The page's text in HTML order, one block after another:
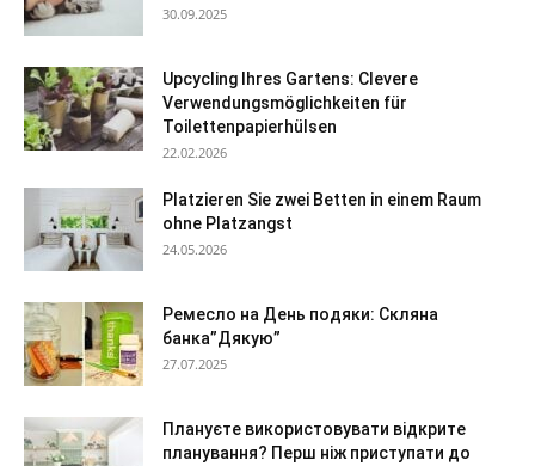
30.09.2025
Upcycling Ihres Gartens: Clevere
Verwendungsmöglichkeiten für
Toilettenpapierhülsen
22.02.2026
Platzieren Sie zwei Betten in einem Raum
ohne Platzangst
24.05.2026
Ремесло на День подяки: Скляна
банка”Дякую”
27.07.2025
Плануєте використовувати відкрите
планування? Перш ніж приступати до